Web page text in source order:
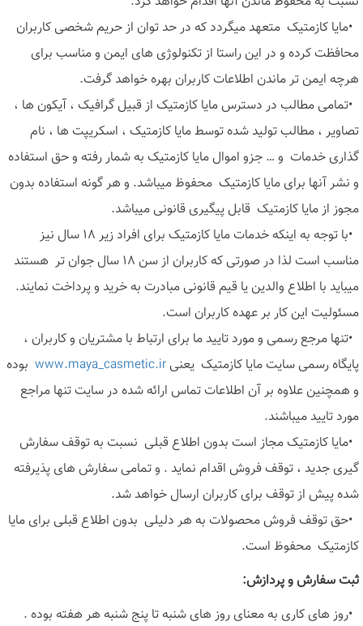
•مایا کازمتیک متعهد میگردد که در حد توان از حریم شخصی کاربران
محافظت کرده و در این راستا از تکنولوژی های ایمن و مناسب برای
هرچه ایمن تر ماندن اطلاعات کاربران بهره خواهد گرفت.
•تمامی مطالب در دسترس مایا کازمتیک از قبیل گرافیک ، آیکون ها ،
تصاویر ، مطالب تولید شده توسط مایا کازمتیک ، اسکریپت ها ، نام
گذاری خدمات و … جزو اموال مایا کازمتیک به شمار رفته و حق استفاده
و نشر آنها برای مایا کازمتیک محفوظ میباشد. و هر گونه استفاده بدون
مجوز از مایا کازمتیک قابل پیگیری قانونی میباشد.
•
با توجه به اینکه خدمات مایا کازمتیک برای افراد زیر ۱۸ سال نیز
مناسب است لذا در صورتی که کاربران از سن ۱۸ سال جوان تر هستند
میباید با اطلاع والدین یا قیم قانونی مبادرت به خرید و پرداخت نمایند.
مسئولیت این کار بر عهده کاربران است.
•تنها مرجع رسمی و مورد تایید ما برای ارتباط با مشتریان و کاربران ،
پایگاه رسمی سایت مایا کازمتیک یعنی www.maya_casmetic.ir بوده
و همچنین علاوه بر آن اطلاعات تماس ارائه شده در سایت تنها مراجع
مورد تایید میباشند.
•مایا کازمتیک مجاز است بدون اطلاع قبلی نسبت به توقف سفارش
گیری جدید ، توقف فروش اقدام نماید . و تمامی سفارش های پذیرفته
شده پیش از توقف برای کاربران ارسال خواهد شد.
•حق توقف فروش محصولات به هر دلیلی بدون اطلاع قبلی برای مایا
کازمتیک محفوظ است.
ثبت سفارش و پردازش:
•روز های کاری به معنای روز های شنبه تا پنج شنبه هر هفته بوده .